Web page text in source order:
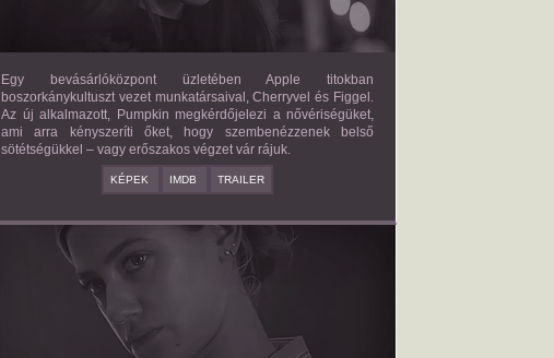
Egy bevásárlóközpont üzletében Apple titokban
boszorkánykultuszt vezet munkatársaival, Cherryvel és Figgel.
Az új alkalmazott, Pumpkin megkérdőjelezi a nővériségüket,
ami arra kényszeríti őket, hogy szembenézzenek belső
sötétségükkel – vagy erőszakos végzet vár rájuk.
KÉPEK IMDB TRAILER
AMERICAN SWEATSHOP
DAISY MORIARTY